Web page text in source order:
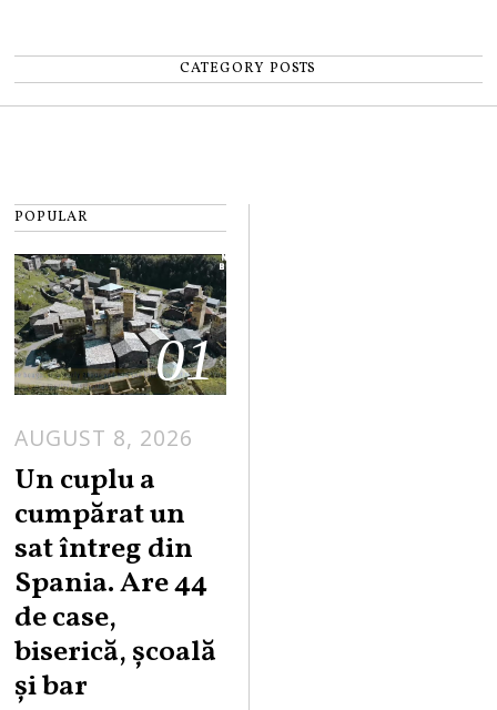
CATEGORY POSTS
POPULAR
01
AUGUST 8, 2026
Un cuplu a
cumpărat un
sat întreg din
Spania. Are 44
de case,
biserică, școală
și bar